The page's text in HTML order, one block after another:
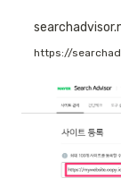
https://